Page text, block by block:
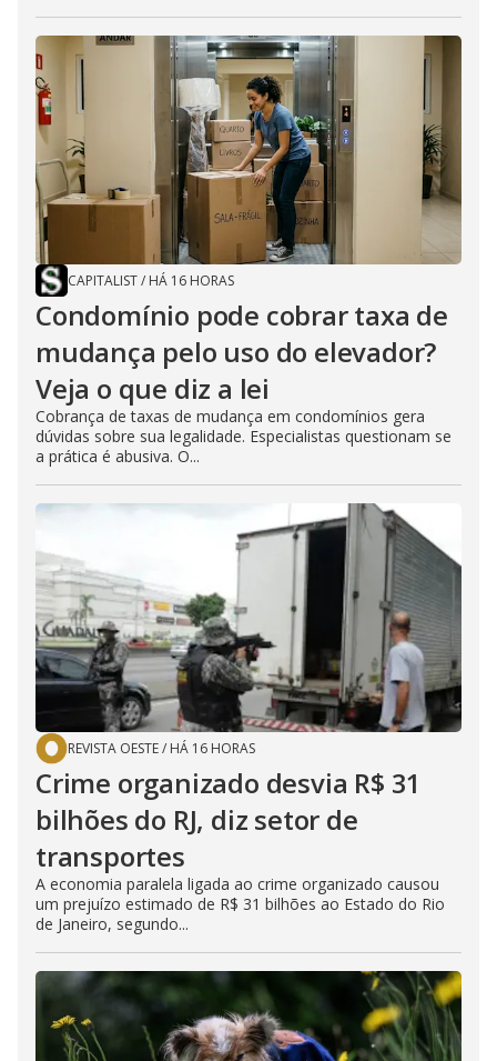
CAPITALIST/ HÁ 16 HORAS
Condomínio pode cobrar taxa de
mudança pelo uso do elevador?
Veja o que diz a lei
Cobrança de taxas de mudança em condomínios gera
dúvidas sobre sua legalidade. Especialistas questionam se
a prática é abusiva. O...
REVISTA OESTE/ HÁ 16 HORAS
Crime organizado desvia R$ 31
bilhões do RJ, diz setor de
transportes
A economia paralela ligada ao crime organizado causou
um prejuízo estimado de R$ 31 bilhões ao Estado do Rio
de Janeiro, segundo...